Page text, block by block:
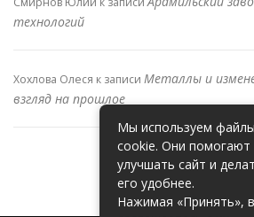
технологий
Хохлова Олеся к записи Металлы и
взгляд на прошлое
Мы используем файлы
cookie. Они помогают
улучшать сайт и
его удобнее.
Нажимая «Принять»,